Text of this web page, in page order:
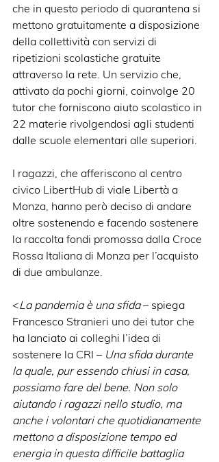
che in questo periodo di quarantena si
mettono gratuitamente a disposizione
della collettività con servizi di
ripetizioni scolastiche gratuite
attraverso la rete. Un servizio che,
attivato da pochi giorni, coinvolge 20
tutor che forniscono aiuto scolastico in
22 materie rivolgendosi agli studenti
dalle scuole elementari alle superiori.
I ragazzi, che afferiscono al centro
civico LibertHub di viale Libertà a
Monza, hanno però deciso di andare
oltre sostenendo e facendo sostenere
la raccolta fondi promossa dalla Croce
Rossa Italiana di Monza per l’acquisto
di due ambulanze.
<La pandemia è una sfida – spiega
Francesco Stranieri uno dei tutor che
ha lanciato ai colleghi l’idea di
sostenere la CRI – Una sfida durante
la quale, pur essendo chiusi in casa,
possiamo fare del bene. Non solo
aiutando i ragazzi nello studio, ma
anche i volontari che quotidianamente
mettono a disposizione tempo ed
energia in questa difficile battaglia